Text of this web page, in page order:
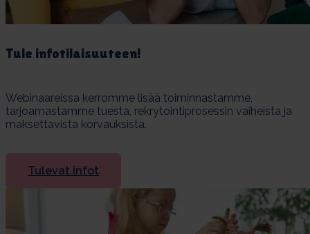
Tu­le in­fo­ti­lai­suu­teen!
Webinaareissa kerromme lisää toiminnastamme,
tarjoamastamme tuesta, rekrytointiprosessin vaiheista ja
maksettavista korvauksista.
Tulevat infot